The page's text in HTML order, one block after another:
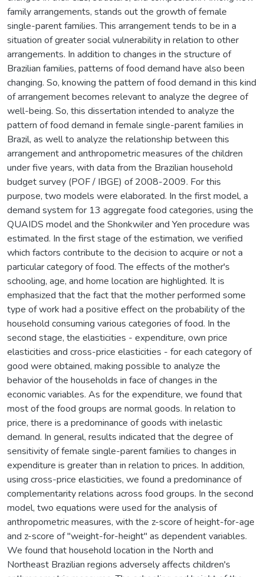
family arrangements, stands out the growth of female
single-parent families. This arrangement tends to be in a
situation of greater social vulnerability in relation to other
arrangements. In addition to changes in the structure of
Brazilian families, patterns of food demand have also been
changing. So, knowing the pattern of food demand in this kind
of arrangement becomes relevant to analyze the degree of
well-being. So, this dissertation intended to analyze the
pattern of food demand in female single-parent families in
Brazil, as well to analyze the relationship between this
arrangement and anthropometric measures of the children
under five years, with data from the Brazilian household
budget survey (POF / IBGE) of 2008-2009. For this
purpose, two models were elaborated. In the first model, a
demand system for 13 aggregate food categories, using the
QUAIDS model and the Shonkwiler and Yen procedure was
estimated. In the first stage of the estimation, we verified
which factors contribute to the decision to acquire or not a
particular category of food. The effects of the mother's
schooling, age, and home location are highlighted. It is
emphasized that the fact that the mother performed some
type of work had a positive effect on the probability of the
household consuming various categories of food. In the
second stage, the elasticities - expenditure, own price
elasticities and cross-price elasticities - for each category of
good were obtained, making possible to analyze the
behavior of the households in face of changes in the
economic variables. As for the expenditure, we found that
most of the food groups are normal goods. In relation to
price, there is a predominance of goods with inelastic
demand. In general, results indicated that the degree of
sensitivity of female single-parent families to changes in
expenditure is greater than in relation to prices. In addition,
using cross-price elasticities, we found a predominance of
complementarity relations across food groups. In the second
model, two equations were used for the analysis of
anthropometric measures, with the z-score of height-for-age
and z-score of "weight-for-height" as dependent variables.
We found that household location in the North and
Northeast Brazilian regions adversely affects children's